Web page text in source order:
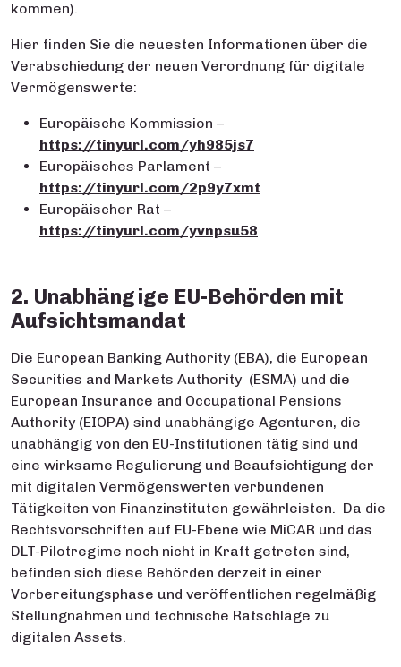
kommen).
Hier finden Sie die neuesten Informationen über die
Verabschiedung der neuen Verordnung für digitale
Vermögenswerte:
Europäische Kommission –
https://tinyurl.com/yh985js7
Europäisches Parlament –
https://tinyurl.com/2p9y7xmt
Europäischer Rat –
https://tinyurl.com/yvnpsu58
2. Unabhängige EU-Behörden mit
Aufsichtsmandat
Die European Banking Authority (EBA), die European
Securities and Markets Authority (ESMA) und die
European Insurance and Occupational Pensions
Authority (EIOPA) sind unabhängige Agenturen, die
unabhängig von den EU-Institutionen tätig sind und
eine wirksame Regulierung und Beaufsichtigung der
mit digitalen Vermögenswerten verbundenen
Tätigkeiten von Finanzinstituten gewährleisten. Da die
Rechtsvorschriften auf EU-Ebene wie MiCAR und das
DLT-Pilotregime noch nicht in Kraft getreten sind,
befinden sich diese Behörden derzeit in einer
Vorbereitungsphase und veröffentlichen regelmäßig
Stellungnahmen und technische Ratschläge zu
digitalen Assets.